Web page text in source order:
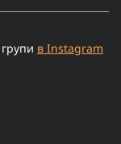
в Instagram